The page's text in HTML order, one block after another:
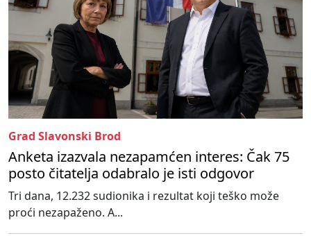
Grad Slavonski Brod
Anketa izazvala nezapamćen interes: Čak 75
posto čitatelja odabralo je isti odgovor
Tri dana, 12.232 sudionika i rezultat koji teško može
proći nezapaženo. A...